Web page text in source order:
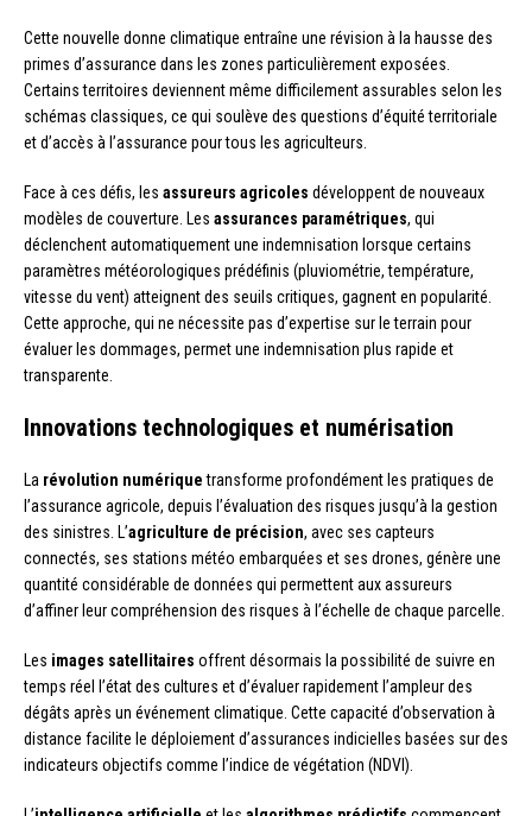
Cette nouvelle donne climatique entraîne une révision à la hausse des
primes d’assurance dans les zones particulièrement exposées.
Certains territoires deviennent même difficilement assurables selon les
schémas classiques, ce qui soulève des questions d’équité territoriale
et d’accès à l’assurance pour tous les agriculteurs.
Face à ces défis, les assureurs agricoles développent de nouveaux
modèles de couverture. Les assurances paramétriques, qui
déclenchent automatiquement une indemnisation lorsque certains
paramètres météorologiques prédéfinis (pluviométrie, température,
vitesse du vent) atteignent des seuils critiques, gagnent en popularité.
Cette approche, qui ne nécessite pas d’expertise sur le terrain pour
évaluer les dommages, permet une indemnisation plus rapide et
transparente.
Innovations technologiques et numérisation
La révolution numériquetransforme profondément les pratiques de
l’assurance agricole, depuis l’évaluation des risques jusqu’à la gestion
des sinistres. L’agriculture de précision, avec ses capteurs
connectés, ses stations météo embarquées et ses drones, génère une
quantité considérable de données qui permettent aux assureurs
d’affiner leur compréhension des risques à l’échelle de chaque parcelle.
Les images satellitaires offrent désormais la possibilité de suivre en
temps réel l’état des cultures et d’évaluer rapidement l’ampleur des
dégâts après un événement climatique. Cette capacité d’observation à
distance facilite le déploiement d’assurances indicielles basées sur des
indicateurs objectifs comme l’indice de végétation (NDVI).